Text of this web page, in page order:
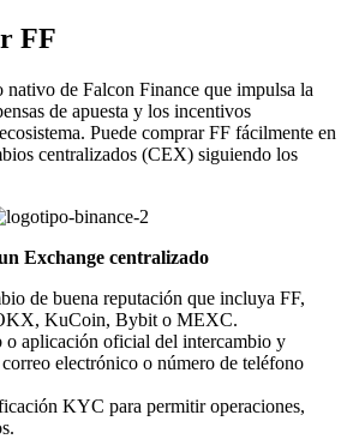
FF
de Falcon Finance que impulsa la
de apuesta y los incentivos
Puede comprar FF fácilmente en
centralizados (CEX) siguiendo los
Exchange centralizado
de buena reputación que incluya FF,
KuCoin, Bybit o MEXC.
o aplicación oficial del intercambio y
electrónico o número de teléfono
KYC para permitir operaciones,